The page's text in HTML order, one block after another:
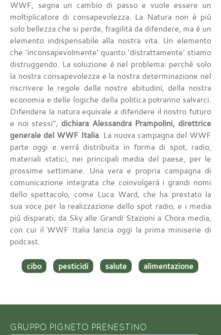
WWF, segna un cambio di passo e vuole essere un
moltiplicatore di consapevolezza. La Natura non è più
solo bellezza che si perde, fragilità da difendere, ma è un
elemento indispensabile alla nostra vita. Un elemento
che ‘inconsapevolmente’ quanto ‘distrattamente’ stiamo
distruggendo. La soluzione è nel problema: perché solo
la nostra consapevolezza e la nostra determinazione nel
riscrivere le regole delle nostre abitudini, della nostra
economia e delle logiche della politica potranno salvarci.
Difendere la natura equivale a difendere il nostro futuro
e noi stessi”, dichiara Alessandra Prampolini, direttrice
generale del WWF Italia. La nuova campagna del WWF
parte oggi e verrà distribuita in forma di spot, radio,
materiali statici, nei principali media del paese, per le
prossime settimane. Una vera e propria campagna di
comunicazione integrata che coinvolgerà i grandi nomi
dello spettacolo, come Luca Ward, che ha prestato la
sua voce per la realizzazione dello spot radio, e i media
più disparati, da Sky alle Grandi Stazioni a Chora media,
con cui il WWF Italia lancia oggi la prima miniserie di
podcast.
cibo pesticidi salute alimentazione
GRUPPO PIGNETO PRENESTINO